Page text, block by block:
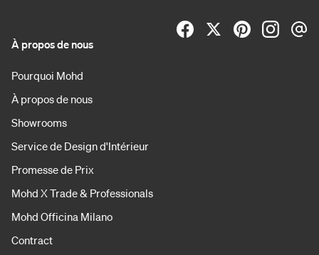
À propos de nous
Pourquoi Mohd
À propos de nous
Showrooms
Service de Design d'Intérieur
Promesse de Prix
Mohd X Trade & Professionals
Mohd Officina Milano
Contract